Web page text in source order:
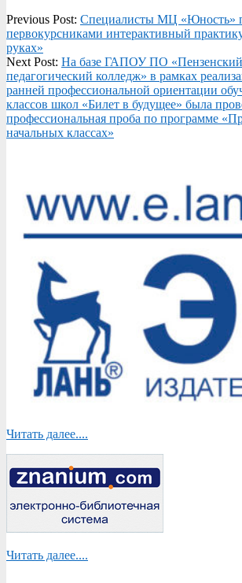
2023-
10-
23
Previous Post: Специалисты МЦ «Юность»
первокурсниками интерактивный
руках»
Next Post: На базе ГАПОУ ПО «Пензенский
педагогический колледж» в рамках
ранней профессиональной ориентации
классов школ «Билет в будущее» была
профессиональная проба по программе
начальных классах»
Читать далее....
Читать далее....